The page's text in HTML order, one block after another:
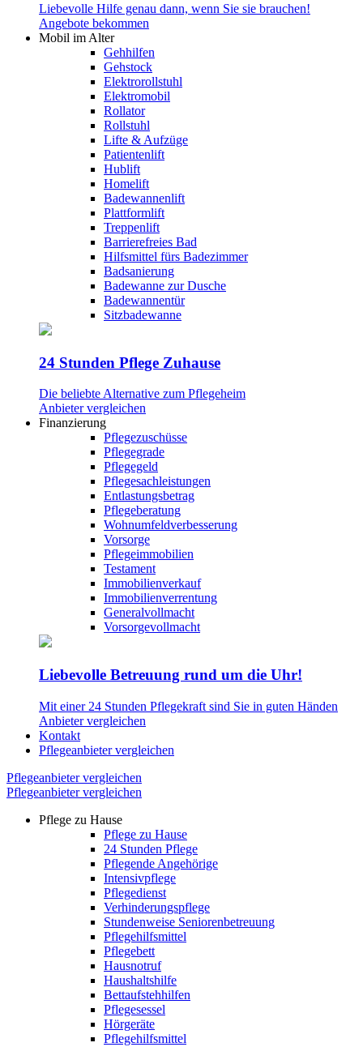
Liebevolle Hilfe genau dann, wenn Sie sie brauchen!
Angebote bekommen
Mobil im Alter
Gehhilfen
Gehstock
Elektrorollstuhl
Elektromobil
Rollator
Rollstuhl
Lifte & Aufzüge
Patientenlift
Hublift
Homelift
Badewannenlift
Plattformlift
Treppenlift
Barrierefreies Bad
Hilfsmittel fürs Badezimmer
Badsanierung
Badewanne zur Dusche
Badewannentür
Sitzbadewanne
24 Stunden Pflege Zuhause
Die beliebte Alternative zum Pflegeheim
Anbieter vergleichen
Finanzierung
Pflegezuschüsse
Pflegegrade
Pflegegeld
Pflegesachleistungen
Entlastungsbetrag
Pflegeberatung
Wohnumfeldverbesserung
Vorsorge
Pflegeimmobilien
Testament
Immobilienverkauf
Immobilienverrentung
Generalvollmacht
Vorsorgevollmacht
Liebevolle Betreuung rund um die Uhr!
Mit einer 24 Stunden Pflegekraft sind Sie in guten Händen
Anbieter vergleichen
Kontakt
Pflegeanbieter vergleichen
Pflegeanbieter vergleichen
Pflegeanbieter vergleichen
Pflege zu Hause
Pflege zu Hause
24 Stunden Pflege
Pflegende Angehörige
Intensivpflege
Pflegedienst
Verhinderungspflege
Stundenweise Seniorenbetreuung
Pflegehilfsmittel
Pflegebett
Hausnotruf
Haushaltshilfe
Bettaufstehhilfen
Pflegesessel
Hörgeräte
Pflegehilfsmittel